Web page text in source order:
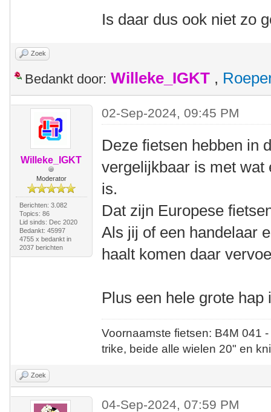
Is daar dus ook niet zo
Zoek
Bedankt door: Willeke_IGKT ,
Willeke_IGKT
Moderator
Berichten: 3.082
Topics: 86
Lid sinds: Dec 2020
Bedankt: 45997
4755 x bedankt in
2037 berichten
02-Sep-2024, 09:45 PM
Deze fietsen hebben in
vergelijkbaar is met wat
is.
Dat zijn Europese
Als jij of een handelaar
haalt komen daar
Plus een hele grote hap
Voornaamste fietsen: B4M
trike, beide alle wielen 20" en
Zoek
04-Sep-2024, 07:59 PM